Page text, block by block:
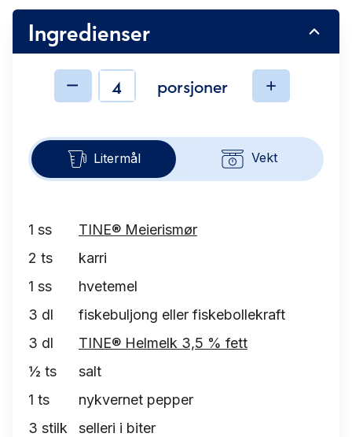
Ingredienser
Ingredienserporsjoner
Litermål Vekt
1 ss
TINE® Meierismør
2 ts
karri
1 ss
hvetemel
3 dl
fiskebuljong eller fiskebollekraft
3 dl
TINE® Helmelk 3,5 % fett
½ ts
salt
1 ts
nykvernet pepper
3 stilk
selleri i biter